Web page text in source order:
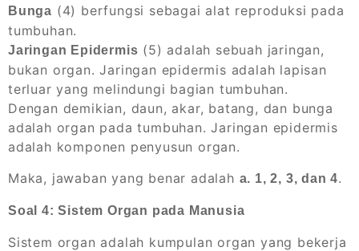
Bunga (4) berfungsi sebagai alat reproduksi pada
tumbuhan.
Jaringan Epidermis (5) adalah sebuah jaringan,
bukan organ. Jaringan epidermis adalah lapisan
terluar yang melindungi bagian tumbuhan.
Dengan demikian, daun, akar, batang, dan bunga
adalah organ pada tumbuhan. Jaringan epidermis
adalah komponen penyusun organ.
Maka, jawaban yang benar adalah a. 1, 2, 3, dan 4.
Soal 4: Sistem Organ pada Manusia
Sistem organ adalah kumpulan organ yang bekerja